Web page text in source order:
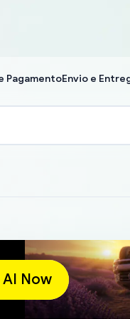
PagamentoEnvio e
AI Now